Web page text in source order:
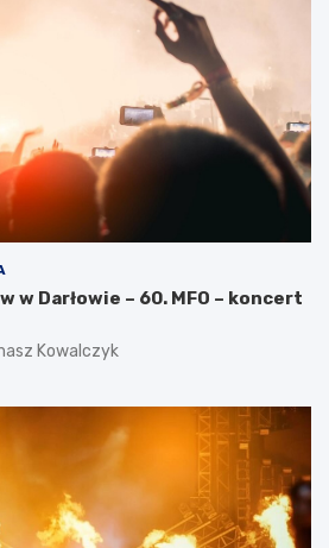
w Darłowie – 60. MFO – koncert
Kowalczyk